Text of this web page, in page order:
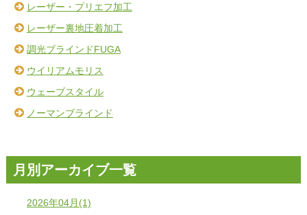
レーザー・プリエフ加工
レーザー裏地圧着加工
調光ブラインドFUGA
ウイリアムモリス
ウェーブスタイル
ノーマンブラインド
月別アーカイブ一覧
2026年04月(1)